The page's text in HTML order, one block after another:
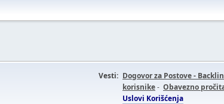
Vesti: Dogovor za Postove -
korisnike- Obavezno
Uslovi Korišćenja